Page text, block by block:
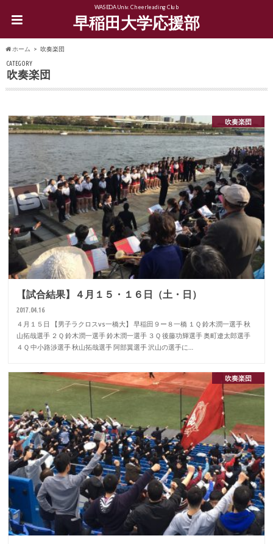
WASEDA Univ. Cheerleading Club
早稲田大学応援部
ホーム 吹奏楽団
CATEGORY
吹奏楽団
吹奏楽団
【試合結果】４月１５・１６日（土・日）
2017.04.16
４月１５日 【男子ラクロスvs一橋大】 早稲田９ー８一橋 １Ｑ 鈴木潤一選手 秋
山拓哉選手 ２Ｑ 鈴木潤一選手 鈴木潤一選手 ３Ｑ 後藤功輝選手 奥町遼太郎選手
４Ｑ 中小路渉選手 秋山拓哉選手 阿部翼選手 沢山の選手に…
吹奏楽団